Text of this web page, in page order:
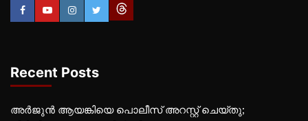
Recent Posts
അർജുൻ ആയങ്കിയെ പൊലീസ് അറസ്റ്റ് ചെയ്‌തു;